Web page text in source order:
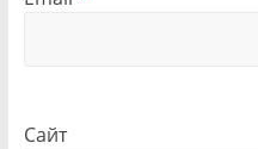
Сайт